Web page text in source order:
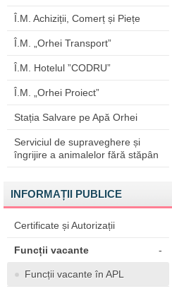
Î.M. Achiziții, Comerț și Piețe
Î.M. „Orhei Transport”
Î.M. Hotelul ”CODRU”
Î.M. „Orhei Proiect”
Stația Salvare pe Apă Orhei
Serviciul de supraveghere și
îngrijire a animalelor fără stăpân
INFORMAȚII PUBLICE
Certificate și Autorizații
Funcții vacante -
Funcții vacante în APL